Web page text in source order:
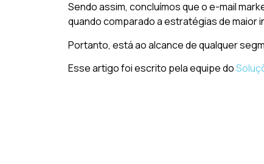
Sendo assim, concluímos que o e-mail
quando comparado a estratégias de maior
Portanto, está ao alcance de qualquer
Esse artigo foi escrito pela equipe do